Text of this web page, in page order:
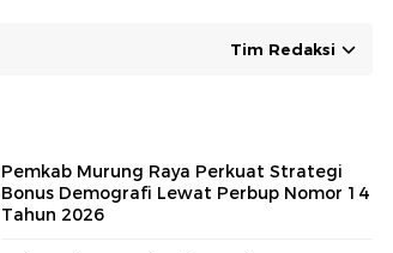
Tim Redaksi
Pemkab Murung Raya Perkuat Strategi
Bonus Demografi Lewat Perbup Nomor 14
Tahun 2026